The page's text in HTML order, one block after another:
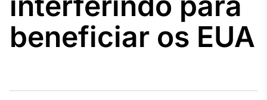
Agro
Tudo sobre o
agronegócio
Broadcast
beneficiar os EUA